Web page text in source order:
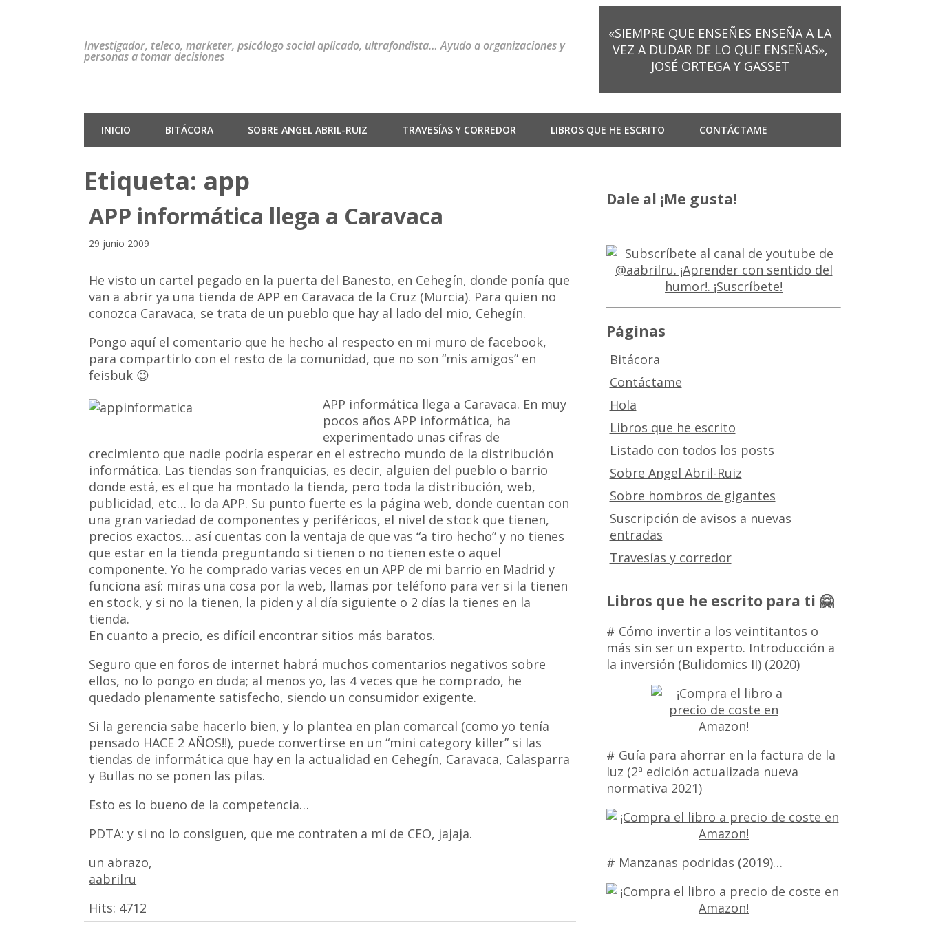
Investigador, teleco, marketer, psicólogo social aplicado, ultrafondista… Ayudo a organizaciones y
personas a tomar decisiones
«SIEMPRE QUE ENSEÑES ENSEÑA A LA
VEZ A DUDAR DE LO QUE ENSEÑAS»,
JOSÉ ORTEGA Y GASSET
INICIO BITÁCORA SOBRE ANGEL ABRIL-RUIZ TRAVESÍAS Y CORREDOR LIBROS QUE HE ESCRITO CONTÁCTAME
Etiqueta: app
APP informática llega a Caravaca
29 junio 2009
He visto un cartel pegado en la puerta del Banesto, en Cehegín, donde ponía que
van a abrir ya una tienda de APP en Caravaca de la Cruz (Murcia). Para quien no
conozca Caravaca, se trata de un pueblo que hay al lado del mio, Cehegín.
Pongo aquí el comentario que he hecho al respecto en mi muro de facebook,
para compartirlo con el resto de la comunidad, que no son “mis amigos” en
feisbuk 😉
APP informática llega a Caravaca. En muy
pocos años APP informática, ha
experimentado unas cifras de
crecimiento que nadie podría esperar en el estrecho mundo de la distribución
informática. Las tiendas son franquicias, es decir, alguien del pueblo o barrio
donde está, es el que ha montado la tienda, pero toda la distribución, web,
publicidad, etc… lo da APP. Su punto fuerte es la página web, donde cuentan con
una gran variedad de componentes y periféricos, el nivel de stock que tienen,
precios exactos… así cuentas con la ventaja de que vas “a tiro hecho” y no tienes
que estar en la tienda preguntando si tienen o no tienen este o aquel
componente. Yo he comprado varias veces en un APP de mi barrio en Madrid y
funciona así: miras una cosa por la web, llamas por teléfono para ver si la tienen
en stock, y si no la tienen, la piden y al día siguiente o 2 días la tienes en la
tienda.
En cuanto a precio, es difícil encontrar sitios más baratos.
Seguro que en foros de internet habrá muchos comentarios negativos sobre
ellos, no lo pongo en duda; al menos yo, las 4 veces que he comprado, he
quedado plenamente satisfecho, siendo un consumidor exigente.
Si la gerencia sabe hacerlo bien, y lo plantea en plan comarcal (como yo tenía
pensado HACE 2 AÑOS!!), puede convertirse en un “mini category killer” si las
tiendas de informática que hay en la actualidad en Cehegín, Caravaca, Calasparra
y Bullas no se ponen las pilas.
Esto es lo bueno de la competencia…
PDTA: y si no lo consiguen, que me contraten a mí de CEO, jajaja.
un abrazo,
aabrilru
Hits: 4712
Dale al ¡Me gusta!
Páginas
Bitácora
Contáctame
Hola
Libros que he escrito
Listado con todos los posts
Sobre Angel Abril-Ruiz
Sobre hombros de gigantes
Suscripción de avisos a nuevas
entradas
Travesías y corredor
Libros que he escrito para ti 🤗
# Cómo invertir a los veintitantos o
más sin ser un experto. Introducción a
la inversión (Bulidomics II) (2020)
# Guía para ahorrar en la factura de la
luz (2ª edición actualizada nueva
normativa 2021)
# Manzanas podridas (2019)…